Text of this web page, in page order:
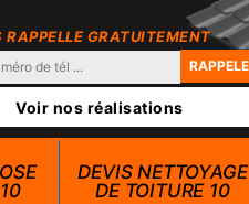
RAPPELLE GRATUITEMENT
Voir nos réalisations
DEVIS NETTOYAGE
DE TOITURE 10